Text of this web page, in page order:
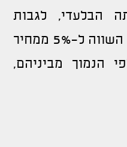
הבלעדי, לגבות
מהלקוח דמי ביטול בסך השווה ל-5% ממחיר
100 ₪, לפי הנמוך מביניהם,